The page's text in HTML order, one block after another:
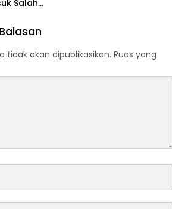
Salah
tidak akan dipublikasikan. Ruas yang